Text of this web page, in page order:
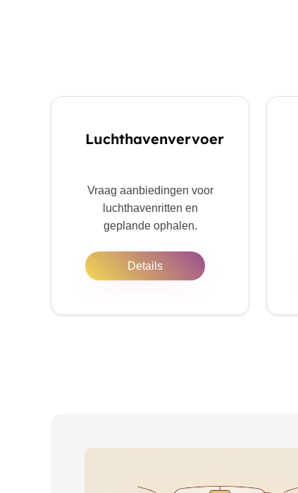
Luchthavenvervoer
Vraag aanbiedingen voor
luchthavenritten en
geplande ophalen.
Details